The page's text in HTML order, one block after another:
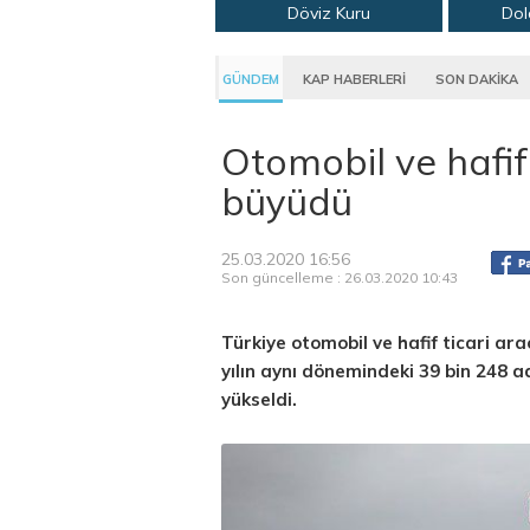
Döviz Kuru
GÜNDEM KAP HABERLERİ SON DAKİKA
Otomobil ve
büyüdü
25.03.2020 16:56
Son güncelleme : 26.03.2020 10:43
Türkiye otomobil ve hafif ticari
yılın aynı dönemindeki 39 bin
yükseldi.